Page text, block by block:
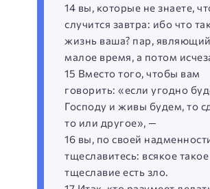
14 вы, которые не знаете,
случится завтра: ибо что
жизнь ваша? пар,
малое время, а потом
15 Вместо того, чтобы вам
говорить: «если угодно
Господу и живы будем, то
то или другое», —
16 вы, по своей
тщеславитесь: всякое такое
тщеславие есть зло.